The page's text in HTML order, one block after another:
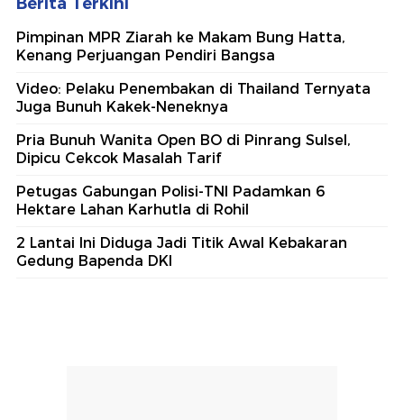
Berita Terkini
Pimpinan MPR Ziarah ke Makam Bung Hatta,
Kenang Perjuangan Pendiri Bangsa
Video: Pelaku Penembakan di Thailand Ternyata
Juga Bunuh Kakek-Neneknya
Pria Bunuh Wanita Open BO di Pinrang Sulsel,
Dipicu Cekcok Masalah Tarif
Petugas Gabungan Polisi-TNI Padamkan 6
Hektare Lahan Karhutla di Rohil
2 Lantai Ini Diduga Jadi Titik Awal Kebakaran
Gedung Bapenda DKI